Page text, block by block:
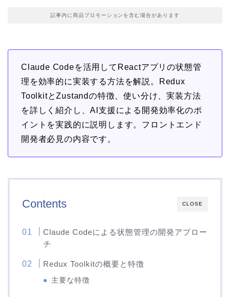
記事内に商品プロモーションを含む場合があります
Claude Codeを活用してReactアプリの状態管
理を効率的に実装する方法を解説。Redux
ToolkitとZustandの特徴、使い分け、実装方法
を詳しく紹介し、AI支援による開発効率化のポ
イントを実践的に説明します。フロントエンド
開発者必見の内容です。
CLOSE
Contents
Claude Codeによる状態管理の開発アプロー
チ
Redux Toolkitの概要と特徴
主要な特徴